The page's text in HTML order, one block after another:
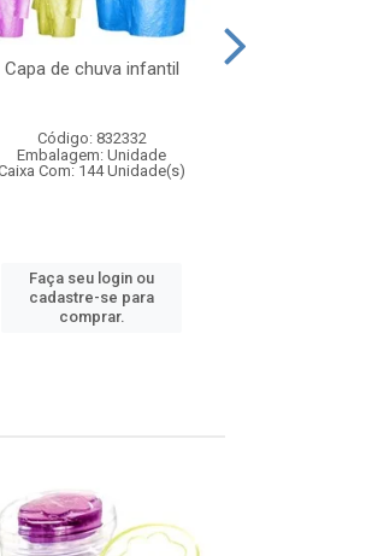
Capa de chuva infantil
Código: 832332
Embalagem: Unidade
Com: 144 Unidade(s)
Faça seu login ou
cadastre-se para
comprar.